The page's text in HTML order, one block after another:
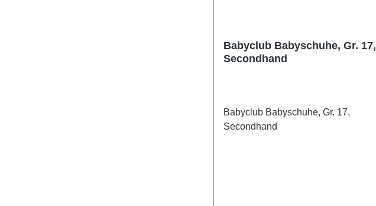
Babyclub Babyschuhe, Gr. 17,
Secondhand
Babyclub Babyschuhe, Gr. 17,
Secondhand